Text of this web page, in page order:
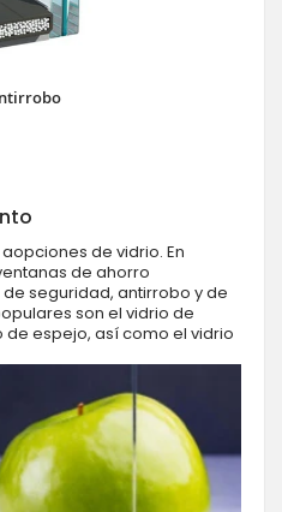
de vidrio. En
de ahorro
seguridad, antirrobo y de
son el vidrio de
espejo, así como el vidrio